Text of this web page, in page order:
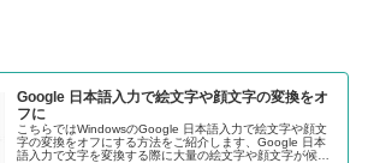
Google 日本語入力で絵文字や顔文字の変換をオ
フに
こちらではWindowsのGoogle 日本語入力で絵文字や顔文
字の変換をオフにする方法をご紹介します、Google 日本
語入力で文字を変換する際に大量の絵文字や顔文字が候補